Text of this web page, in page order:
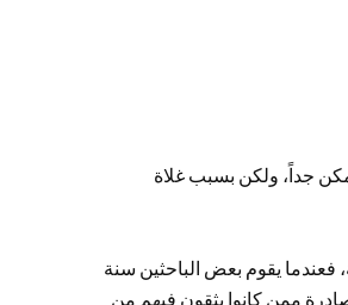
جداً، ولكن بسبب غلاة
يقوم بعض الباحثين سنة
ممن كانوا يثقون فيهم من